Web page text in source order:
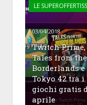
LE
03/04/2018
Twitch Prime,
Tales from the
Borderlands e
Tokyo 42 tra i
giochi gratis
aprile